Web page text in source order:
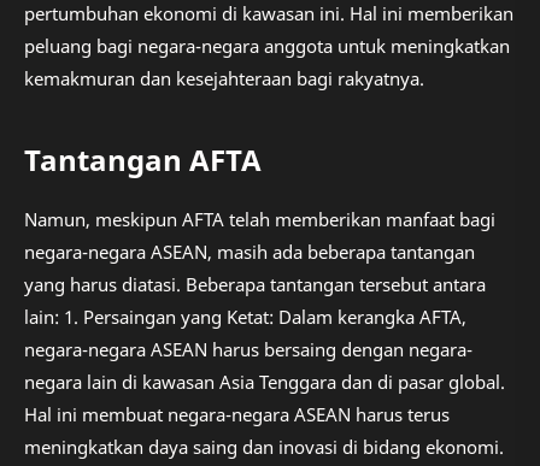
pertumbuhan ekonomi di kawasan ini. Hal ini memberikan
peluang bagi negara-negara anggota untuk meningkatkan
kemakmuran dan kesejahteraan bagi rakyatnya.
Tantangan AFTA
Namun, meskipun AFTA telah memberikan manfaat bagi
negara-negara ASEAN, masih ada beberapa tantangan
yang harus diatasi. Beberapa tantangan tersebut antara
lain: 1. Persaingan yang Ketat: Dalam kerangka AFTA,
negara-negara ASEAN harus bersaing dengan negara-
negara lain di kawasan Asia Tenggara dan di pasar global.
Hal ini membuat negara-negara ASEAN harus terus
meningkatkan daya saing dan inovasi di bidang ekonomi.